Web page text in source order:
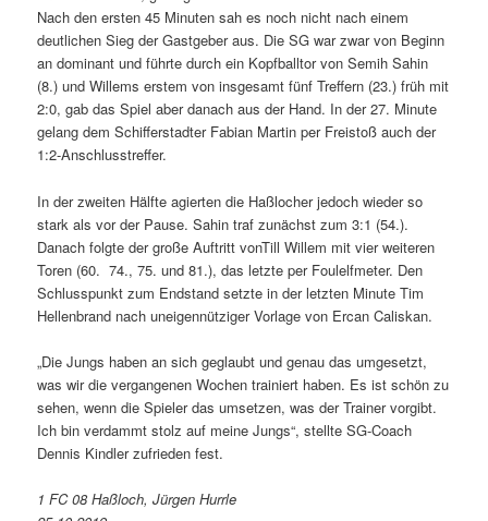
Nach den ersten 45 Minuten sah es noch nicht nach einem
deutlichen Sieg der Gastgeber aus. Die SG war zwar von Beginn
an dominant und führte durch ein Kopfballtor von Semih Sahin
(8.) und Willems erstem von insgesamt fünf Treffern (23.) früh mit
2:0, gab das Spiel aber danach aus der Hand. In der 27. Minute
gelang dem Schifferstadter Fabian Martin per Freistoß auch der
1:2-Anschlusstreffer.
In der zweiten Hälfte agierten die Haßlocher jedoch wieder so
stark als vor der Pause. Sahin traf zunächst zum 3:1 (54.).
Danach folgte der große Auftritt vonTill Willem mit vier weiteren
Toren (60. 74., 75. und 81.), das letzte per Foulelfmeter. Den
Schlusspunkt zum Endstand setzte in der letzten Minute Tim
Hellenbrand nach uneigennütziger Vorlage von Ercan Caliskan.
„Die Jungs haben an sich geglaubt und genau das umgesetzt,
was wir die vergangenen Wochen trainiert haben. Es ist schön zu
sehen, wenn die Spieler das umsetzen, was der Trainer vorgibt.
Ich bin verdammt stolz auf meine Jungs“, stellte SG-Coach
Dennis Kindler zufrieden fest.
1 FC 08 Haßloch, Jürgen Hurrle